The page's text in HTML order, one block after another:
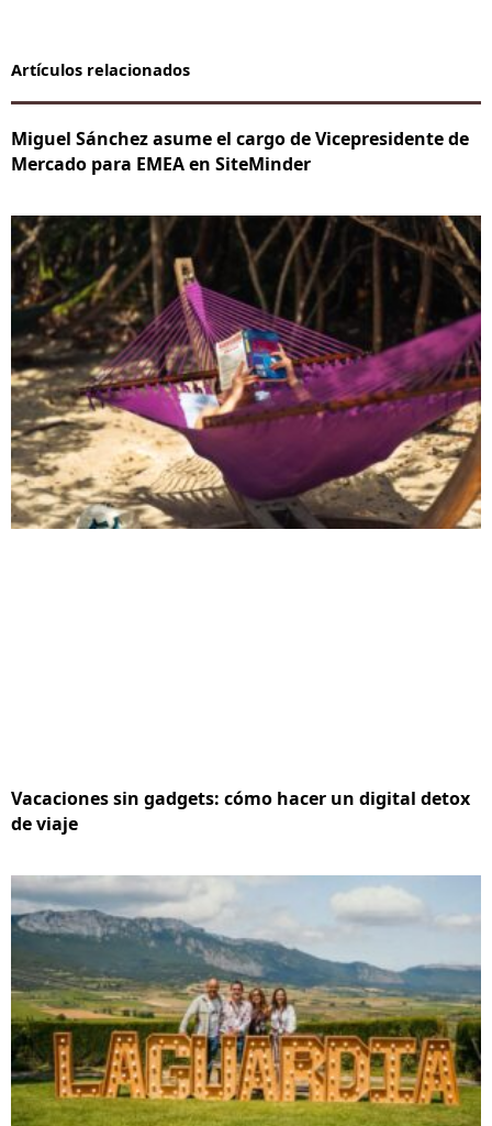
Artículos relacionados
Miguel Sánchez asume el cargo de Vicepresidente de
Mercado para EMEA en SiteMinder
Vacaciones sin gadgets: cómo hacer un digital detox
de viaje